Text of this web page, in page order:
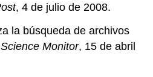
, 4 de julio de 2008.
la búsqueda de archivos
Monitor, 15 de abril